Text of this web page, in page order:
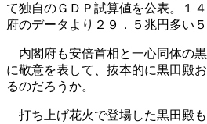
て独自のＧＤＰ試算値を公表。１
府のデータより２９．５兆円多い
内閣府も安倍首相と一心同体の
に敬意を表して、抜本的に黒田殿
るのだろうか。
打ち上げ花火で登場した黒田殿